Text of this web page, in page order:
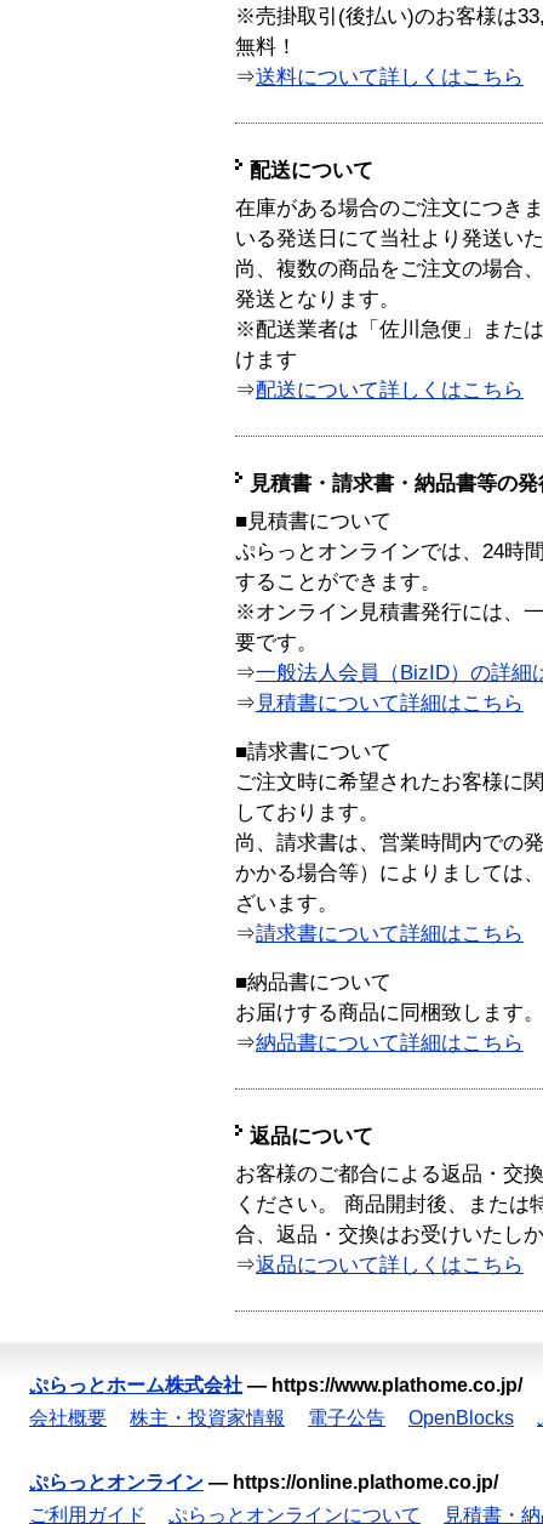
※売掛取引(後払い)のお客様は
無料！
⇒送料について詳しくはこちら
配送について
在庫がある場合のご注文につき
いる発送日にて当社より発送い
尚、複数の商品をご注文の場合
発送となります。
※配送業者は「佐川急便」また
けます
⇒配送について詳しくはこちら
見積書・請求書・納品書等の
■見積書について
ぷらっとオンラインでは、24時
することができます。
※オンライン見積書発行には、
要です。
⇒一般法人会員（BizID）の詳細
⇒ 見積書について詳細はこちら
■請求書について
ご注文時に希望されたお客様に
しております。
尚、請求書は、営業時間内での
かかる場合等）によりましては
ざいます。
⇒請求書について詳細はこちら
■納品書について
お届けする商品に同梱致します。
⇒納品書について詳細はこちら
返品について
お客様のご都合による返品・交
ください。 商品開封後、または
合、返品・交換はお受けいたし
⇒返品について詳しくはこちら
ぷらっとホーム株式会社 — https://www.plathome.co.jp/
会社概要
株主・投資家情報 電子公告 OpenBlocks
ぷらっとオンライン — https://online.plathome.co.jp/
ご利用ガイド
ぷらっとオンラインについて 見積書・